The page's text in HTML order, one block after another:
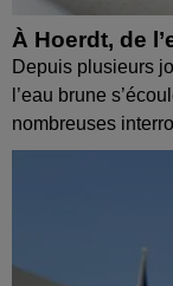
À Hoerdt, de
Depuis plusieurs
l’eau brune
nombreuses